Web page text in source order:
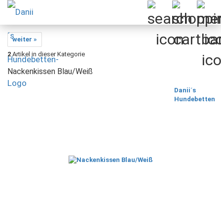
weiter »
2 Artikel in dieser Kategorie
Nackenkissen Blau/Weiß
Danii´s
Hundebetten